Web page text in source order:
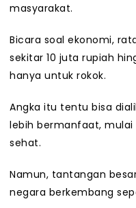
masyarakat.
Bicara soal ekonomi,
sekitar 10 juta rupiah
hanya untuk rokok.
Angka itu tentu bisa
lebih bermanfaat, mulai
sehat.
Namun, tantangan
negara berkembang